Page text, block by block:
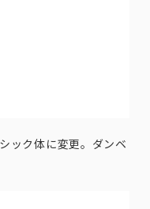
ック体に変更。ダンベ